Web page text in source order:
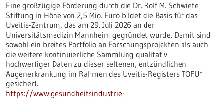
Eine großzügige Förderung durch die Dr. Rolf M. Schwiete
Stiftung in Höhe von 2,5 Mio. Euro bildet die Basis für das
Uveitis-Zentrum, das am 29. Juli 2026 an der
Universitätsmedizin Mannheim gegründet wurde. Damit sind
sowohl ein breites Portfolio an Forschungsprojekten als auch
die weitere kontinuierliche Sammlung qualitativ
hochwertiger Daten zu dieser seltenen, entzündlichen
Augenerkrankung im Rahmen des Uveitis-Registers TOFU*
gesichert.
https://www.gesundheitsindustrie-